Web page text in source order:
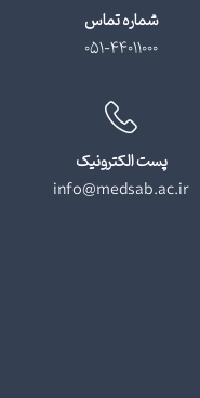
شماره تماس
051-44011000
پست الکترونیک
info@medsab.ac.ir